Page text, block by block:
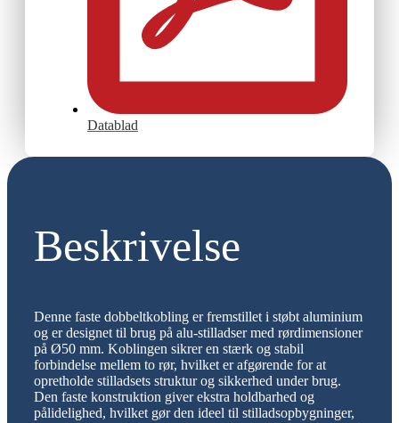
Datablad
Beskrivelse
Denne faste dobbeltkobling er fremstillet i støbt aluminium
og er designet til brug på alu-stilladser med rørdimensioner
på Ø50 mm. Koblingen sikrer en stærk og stabil
forbindelse mellem to rør, hvilket er afgørende for at
opretholde stilladsets struktur og sikkerhed under brug.
Den faste konstruktion giver ekstra holdbarhed og
pålidelighed, hvilket gør den ideel til stilladsopbygninger,